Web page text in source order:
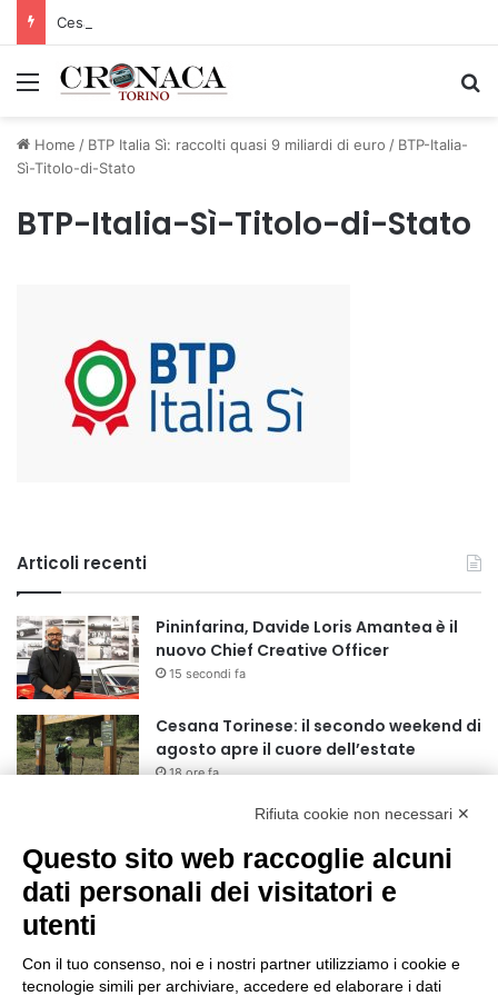
Menu
Home / BTP Italia Sì: raccolti quasi 9 miliardi di euro / BTP-Italia-
Sì-Titolo-di-Stato
BTP-Italia-Sì-Titolo-di-Stato
Articoli recenti
Pininfarina, Davide Loris Amantea è il
nuovo Chief Creative Officer
15 secondi fa
Cesana Torinese: il secondo weekend di
agosto apre il cuore dell’estate
18 ore fa
Siccità: Il Piemonte avvia le procedure
per la richiesta dello stato di calamità
naturale
19 ore fa
precampionato
22 ore fa
Rifiuta cookie non necessari ✕
Questo sito web raccoglie alcuni
dati personali dei visitatori e
utenti
Con il tuo consenso, noi e i nostri partner utilizziamo i cookie e
tecnologie simili per archiviare, accedere ed elaborare i dati